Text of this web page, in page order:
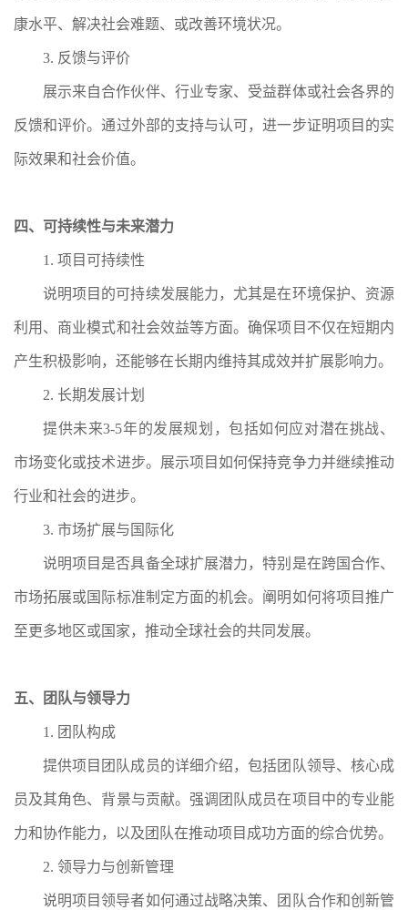
康水平、解决社会难题、或改善环境状况。
3. 反馈与评价
展示来自合作伙伴、行业专家、受益群体或社会各界的
反馈和评价。通过外部的支持与认可，进一步证明项目的实
际效果和社会价值。
四、可持续性与未来潜力
1. 项目可持续性
说明项目的可持续发展能力，尤其是在环境保护、资源
利用、商业模式和社会效益等方面。确保项目不仅在短期内
产生积极影响，还能够在长期内维持其成效并扩展影响力。
2. 长期发展计划
提供未来3-5年的发展规划，包括如何应对潜在挑战、
市场变化或技术进步。展示项目如何保持竞争力并继续推动
行业和社会的进步。
3. 市场扩展与国际化
说明项目是否具备全球扩展潜力，特别是在跨国合作、
市场拓展或国际标准制定方面的机会。阐明如何将项目推广
至更多地区或国家，推动全球社会的共同发展。
五、团队与领导力
1. 团队构成
提供项目团队成员的详细介绍，包括团队领导、核心成
员及其角色、背景与贡献。强调团队成员在项目中的专业能
力和协作能力，以及团队在推动项目成功方面的综合优势。
2. 领导力与创新管理
说明项目领导者如何通过战略决策、团队合作和创新管